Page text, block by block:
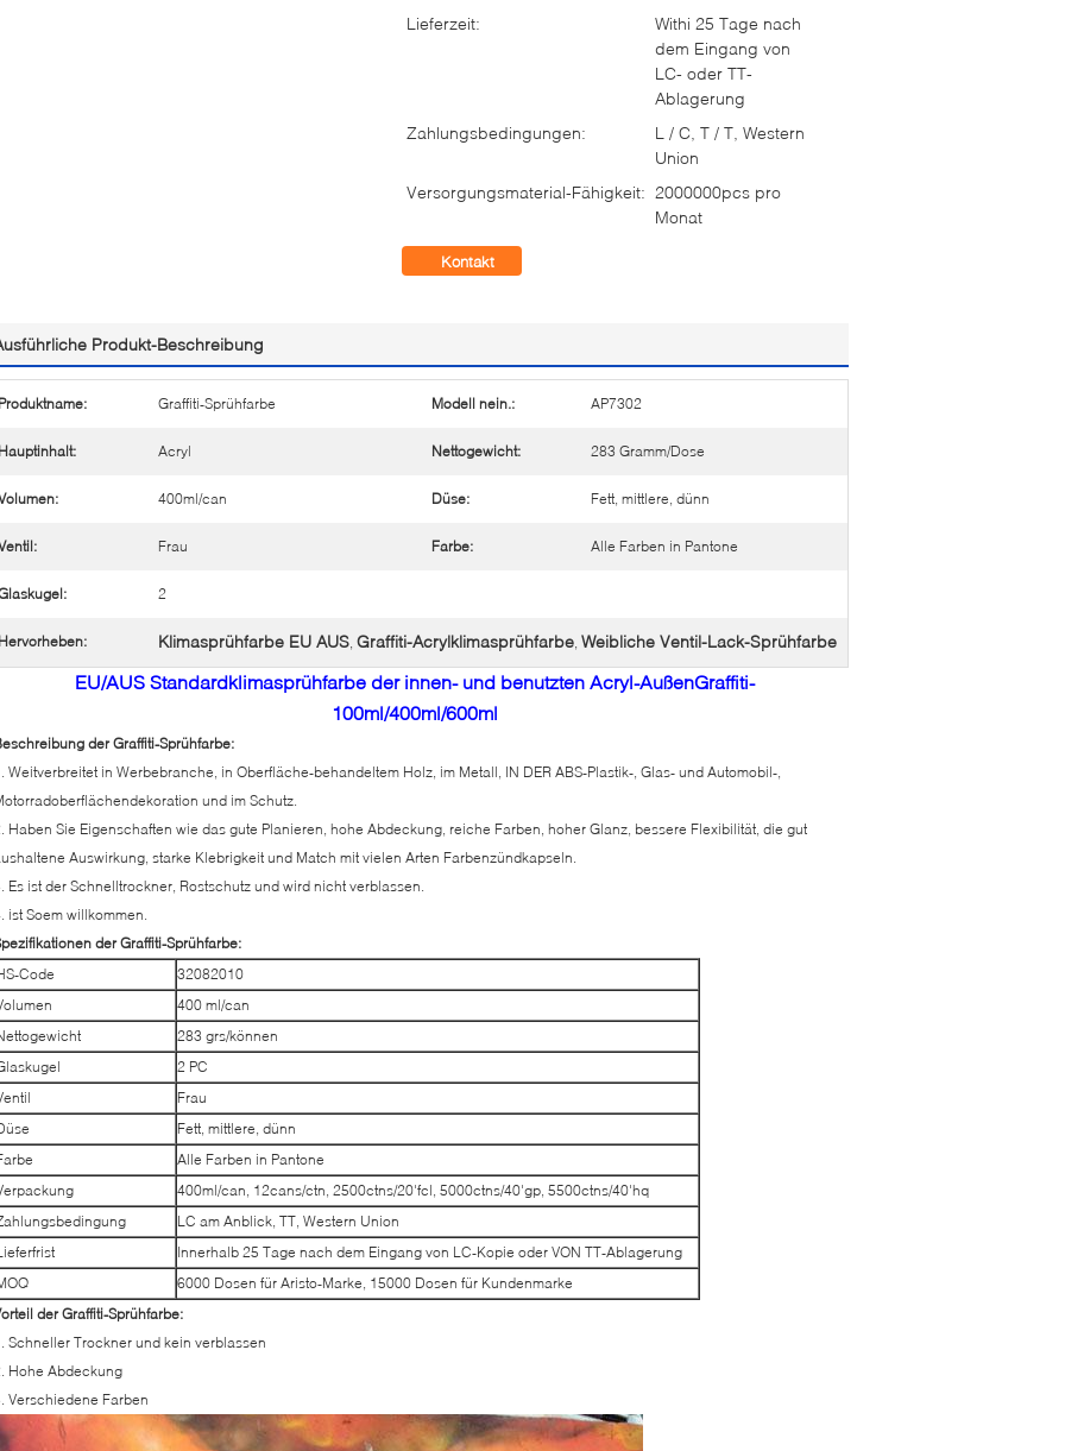
Lieferzeit:
Withi 25 Tage nach
dem Eingang von
LC- oder TT-
Ablagerung
Zahlungsbedingungen:
L / C, T / T, Western
Union
Versorgungsmaterial-Fähigkeit: 2000000pcs pro
Monat
Kontakt
Produkt-Beschreibung
Graffiti-Sprühfarbe Modell nein.: AP7302
Acryl Nettogewicht: 283 Gramm/Dose
400ml/can Düse: Fett, mittlere, dünn
Frau Farbe: Alle Farben in Pantone
2
Klimasprühfarbe EU AUS, Graffiti-Acrylklimasprühfarbe, Weibliche Ventil-Lack-Sprühfarbe
EU/AUS Standardklimasprühfarbe der innen- und benutzten Acryl-AußenGraffiti-
100ml/400ml/600ml
der Graffiti-Sprühfarbe:
Weitverbreitet in Werbebranche, in Oberfläche-behandeltem Holz, im Metall, IN DER ABS-Plastik-, Glas- und Automobil-,
und im Schutz.
Haben Sie Eigenschaften wie das gute Planieren, hohe Abdeckung, reiche Farben, hoher Glanz, bessere Flexibilität, die gut
Auswirkung, starke Klebrigkeit und Match mit vielen Arten Farbenzündkapseln.
Es ist der Schnelltrockner, Rostschutz und wird nicht verblassen.
ist Soem willkommen.
der Graffiti-Sprühfarbe:
Code
32082010
400 ml/can
283 grs/können
2 PC
Frau
Fett, mittlere, dünn
Alle Farben in Pantone
400ml/can, 12cans/ctn, 2500ctns/20'fcl, 5000ctns/40'gp, 5500ctns/40'hq
LC am Anblick, TT, Western Union
Innerhalb 25 Tage nach dem Eingang von LC-Kopie oder VON TT-Ablagerung
6000 Dosen für Aristo-Marke, 15000 Dosen für Kundenmarke
der Graffiti-Sprühfarbe:
Schneller Trockner und kein verblassen
Hohe Abdeckung
Verschiedene Farben